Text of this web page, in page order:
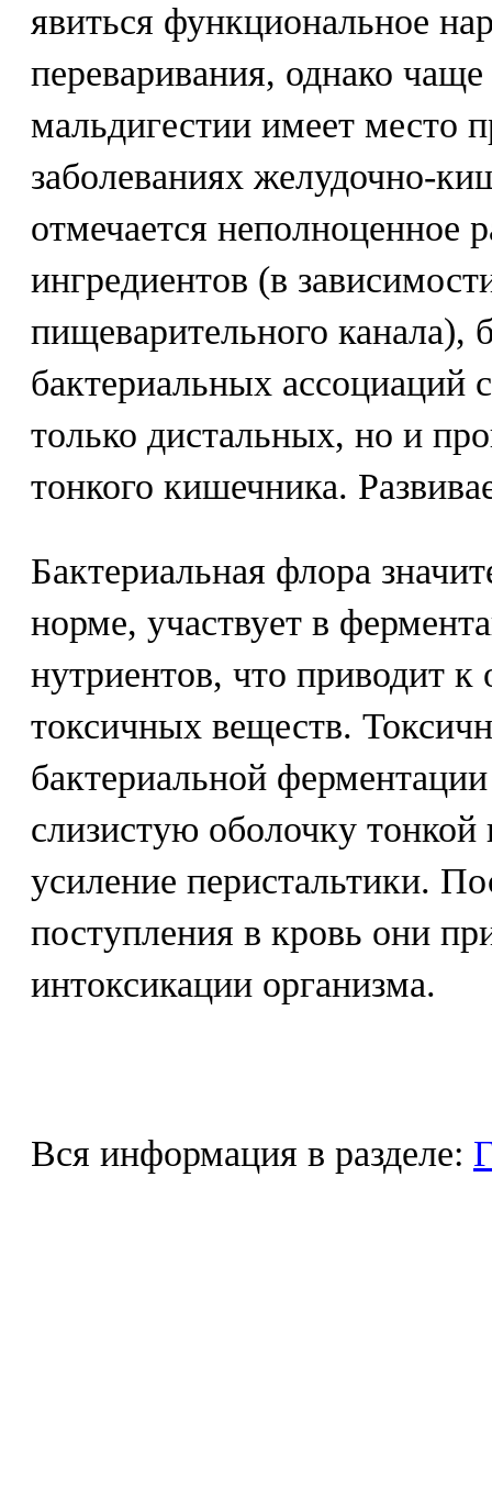
явиться функциональное
переваривания, однако
мальдигестии имеет место
заболеваниях желудочно-
отмечается неполноценное
ингредиентов (в
пищеварительного канала),
бактериальных ассоциаций
только дистальных, но и
тонкого кишечника.
Бактериальная флора
норме, участвует в
нутриентов, что приводит к
токсичных веществ.
бактериальной
слизистую оболочку
усиление перистальтики.
поступления в кровь они
интоксикации организма.
Вся информация в разделе: